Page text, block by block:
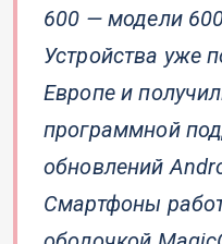
600 — модели
Устройства уже
Европе и
программной
обновлений
Смартфоны